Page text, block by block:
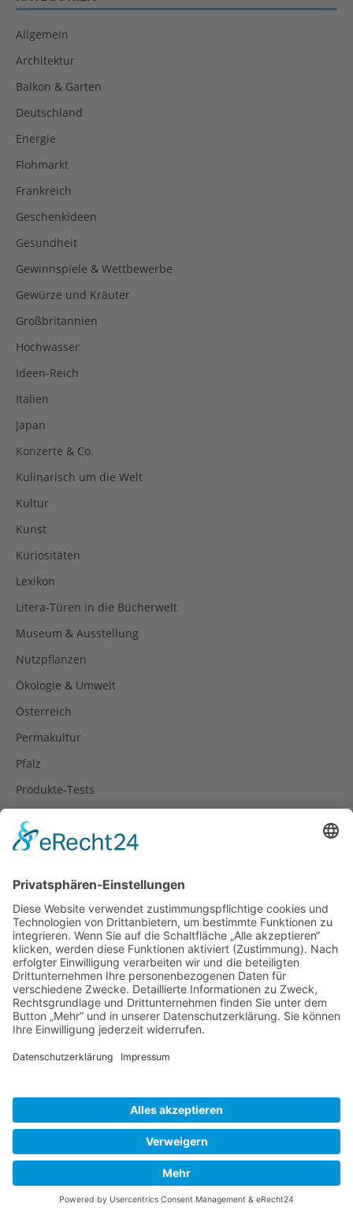
Allgemein
Architektur
Balkon & Garten
Deutschland
Energie
Flohmarkt
Frankreich
Geschenkideen
Gesundheit
Gewinnspiele & Wettbewerbe
Gewürze und Kräuter
Großbritannien
Hochwasser
Ideen-Reich
Italien
Japan
Konzerte & Co.
Kulinarisch um die Welt
Kultur
Kunst
Kuriositäten
Lexikon
Litera-Türen in die Bücherwelt
Museum & Ausstellung
Nutzpflanzen
Ökologie & Umwelt
Österreich
Permakultur
Pfalz
Produkte-Tests
Rezepte
Spanien
Südtirol
USA
Weihnachten
Weihnachtstexte
Datenschutzerklärung
Impressum
Cookie-Einstellungen